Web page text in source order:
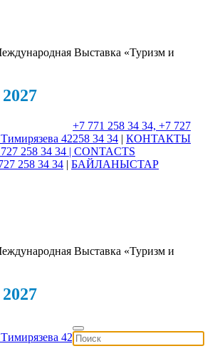
Выставка «Туризм и
42
+7 771 258 34 34, +7 727
258 34 34 | КОНТАКТЫ
258 34 34 | CONTACTS
258 34 34 | БАЙЛАНЫСТАР
Выставка «Туризм и
42